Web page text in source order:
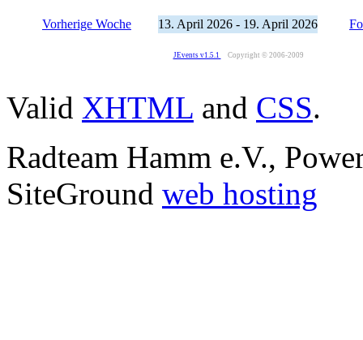
Vorherige Woche 13. April 2026 - 19. April 2026
JEvents v1.5.1 Copyright © 2006-2009
Valid XHTML and CSS.
Radteam Hamm e.V.,
SiteGround web hosting